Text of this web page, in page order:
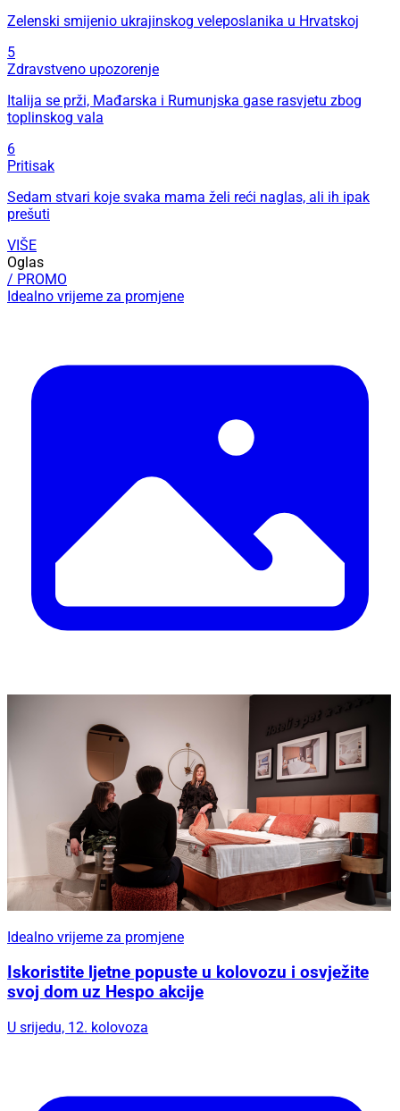
Zelenski smijenio ukrajinskog veleposlanika u Hrvatskoj
5
Zdravstveno upozorenje
Italija se prži, Mađarska i Rumunjska gase rasvjetu zbog
toplinskog vala
6
Pritisak
Sedam stvari koje svaka mama želi reći naglas, ali ih ipak
prešuti
VIŠE
Oglas
/ PROMO
Idealno vrijeme za promjene
Idealno vrijeme za promjene
Iskoristite ljetne popuste u kolovozu i osvježite
svoj dom uz Hespo akcije
U srijedu, 12. kolovoza